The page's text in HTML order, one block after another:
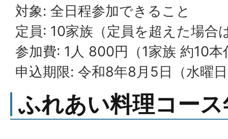
対象: 全日程参加できること
定員: 10家族（定員を超えた場合
参加費: 1人 800円（1家族 約10本
申込期限: 令和8年8月5日（水曜
ふれあい料理コー